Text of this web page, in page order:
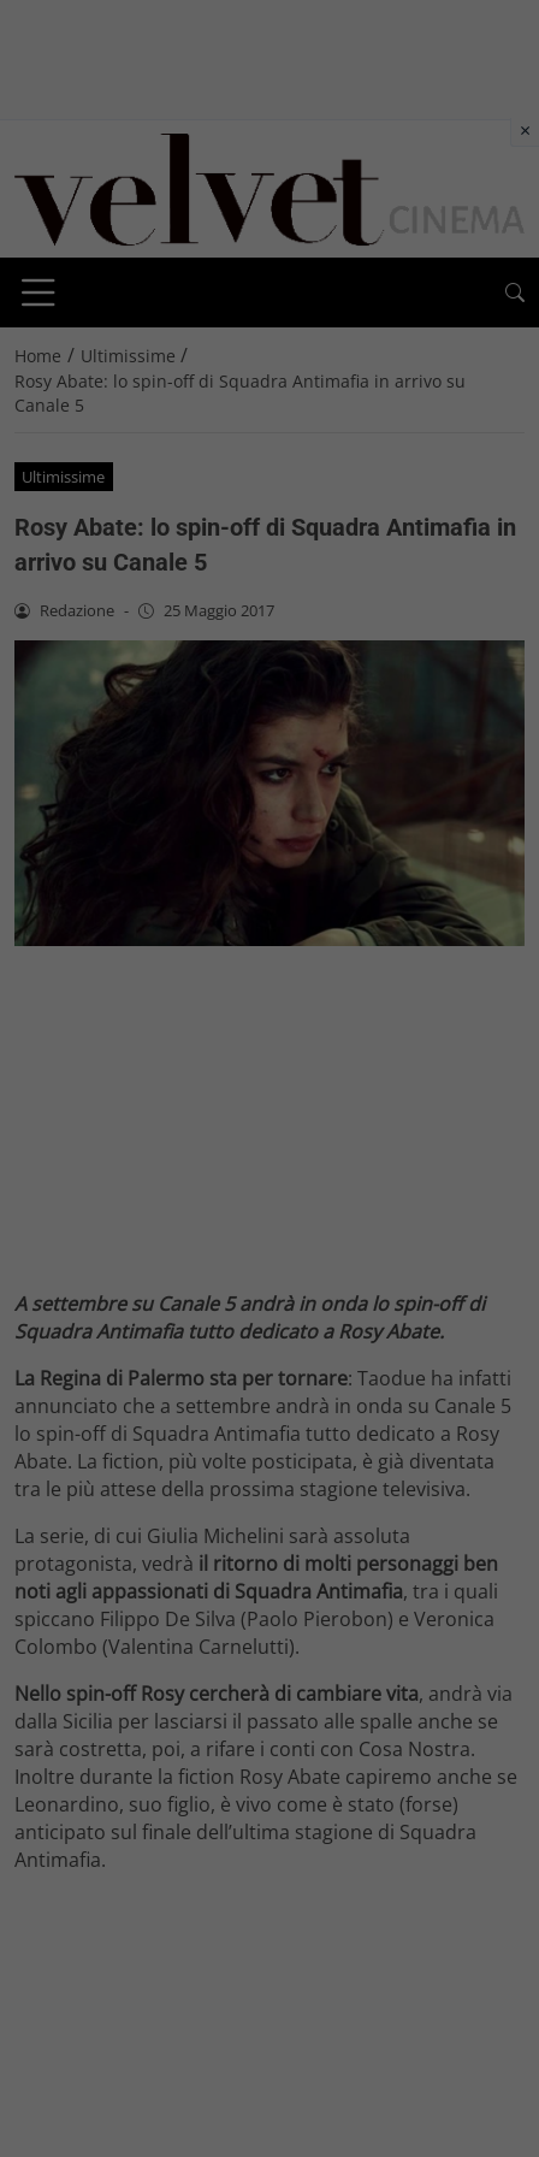
Home / Ultimissime /
Rosy Abate: lo spin-off di Squadra Antimafia in arrivo su
Canale 5
Ultimissime
Rosy Abate: lo spin-off di Squadra Antimafia in
arrivo su Canale 5
Redazione - 25 Maggio 2017
A settembre su Canale 5 andrà in onda lo spin-off di
Squadra Antimafia tutto dedicato a Rosy Abate.
La Regina di Palermo sta per tornare: Taodue ha infatti
annunciato che a settembre andrà in onda su Canale 5
lo spin-off di Squadra Antimafia tutto dedicato a Rosy
Abate. La fiction, più volte posticipata, è già diventata
tra le più attese della prossima stagione televisiva.
La serie, di cui Giulia Michelini sarà assoluta
protagonista, vedrà il ritorno di molti personaggi ben
noti agli appassionati di Squadra Antimafia, tra i quali
spiccano Filippo De Silva (Paolo Pierobon) e Veronica
Colombo (Valentina Carnelutti).
Nello spin-off Rosy cercherà di cambiare vita, andrà via
dalla Sicilia per lasciarsi il passato alle spalle anche se
sarà costretta, poi, a rifare i conti con Cosa Nostra.
Inoltre durante la fiction Rosy Abate capiremo anche se
Leonardino, suo figlio, è vivo come è stato (forse)
anticipato sul finale dell’ultima stagione di Squadra
Antimafia.
×